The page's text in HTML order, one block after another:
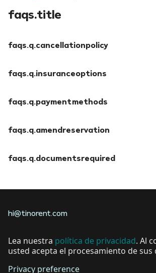
faqs.title
faqs.q.cancellationpolicy
faqs.q.insuranceoptions
faqs.q.paymentmethods
faqs.q.amendreservation
faqs.q.documentsrequired
hi@tinorent.com
Lea nuestra política de privacidad. Al
usted acepta el procesamiento de sus
Privacy preference